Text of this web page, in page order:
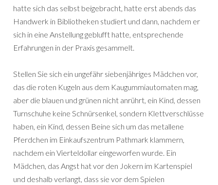
hatte sich das selbst beigebracht, hatte erst abends das
Handwerk in Bibliotheken studiert und dann, nachdem er
sich in eine Anstellung geblufft hatte, entsprechende
Erfahrungen in der Praxis gesammelt.
Stellen Sie sich ein ungefähr siebenjähriges Mädchen vor,
das die roten Kugeln aus dem Kaugummiautomaten mag,
aber die blauen und grünen nicht anrührt, ein Kind, dessen
Turnschuhe keine Schnürsenkel, sondern Klettverschlüsse
haben, ein Kind, dessen Beine sich um das metallene
Pferdchen im Einkaufszentrum Pathmark klammern,
nachdem ein Vierteldollar eingeworfen wurde. Ein
Mädchen, das Angst hat vor den Jokern im Kartenspiel
und deshalb verlangt, dass sie vor dem Spielen